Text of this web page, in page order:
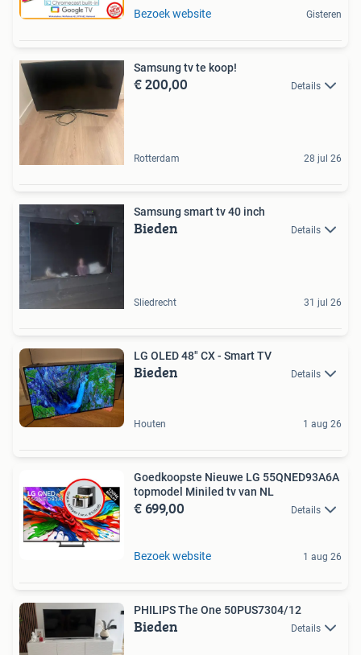
Bezoek website Gisteren
Samsung tv te koop!
€ 200,00 Details
Rotterdam 28 jul 26
Samsung smart tv 40 inch
Bieden Details
Sliedrecht 31 jul 26
LG OLED 48" CX - Smart TV
Bieden Details
Houten 1 aug 26
Goedkoopste Nieuwe LG 55QNED93A6A
topmodel Miniled tv van NL
€ 699,00 Details
Bezoek website 1 aug 26
PHILIPS The One 50PUS7304/12
Bieden Details